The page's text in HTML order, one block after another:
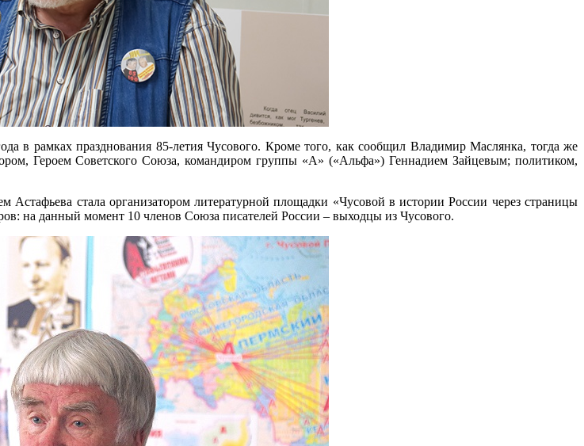
в рамках празднования 85-летия Чусового. Кроме того, как сообщил Владимир Маслянка, тогда же
Героем Советского Союза, командиром группы «А» («Альфа») Геннадием Зайцевым; политиком,
стала организатором литературной площадки «Чусовой в истории России через страницы
на данный момент 10 членов Союза писателей России – выходцы из Чусового.